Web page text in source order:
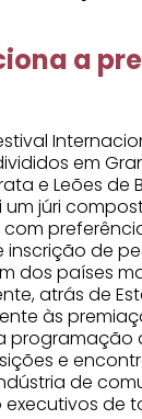
a
em
e Leões de
júri
com
inscrição de
dos países
atrás de
às
programação
e
de
de